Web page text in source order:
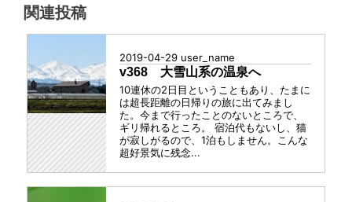
ー
プ
関連投稿
2019-04-29 user_name
v368 大雪山系の温泉へ
10連休の2日目ということもあり、たまに
は超長距離の日帰りの旅に出てみまし
た。今まで行ったことのないところで、
ギリ帰れるところ。 宿泊代もないし、猫
が寂しがるので、1泊もしません。こんな
超好景気に残念...